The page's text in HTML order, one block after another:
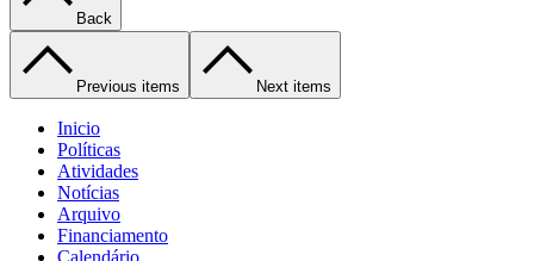
Back
Previous items Next items
Inicio
Políticas
Atividades
Notícias
Arquivo
Financiamento
Calendário